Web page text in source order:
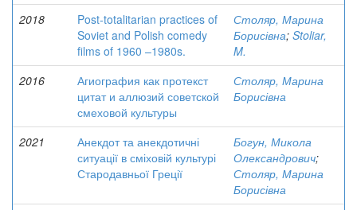
2018
Post-totalitarian practices of
Soviet and Polish comedy
films of 1960 –1980s.
Столяр, Марина
Борисівна; Stoliar,
M.
2016
Агиография как протекст
цитат и аллюзий советской
смеховой культуры
Столяр, Марина
Борисівна
2021
Анекдот та анекдотичні
ситуації в сміховій культурі
Стародавньої Греції
Богун, Микола
Олександрович;
Столяр, Марина
Борисівна